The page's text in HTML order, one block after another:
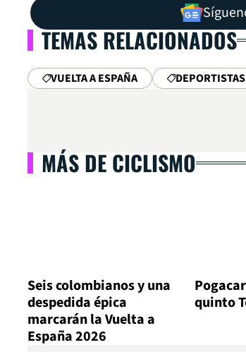
TEMAS RELACIONADOS
VUELTA A ESPAÑA
MÁS DE CICLISMO
Seis colombianos y una
despedida épica
marcarán la Vuelta a
España 2026
quinto